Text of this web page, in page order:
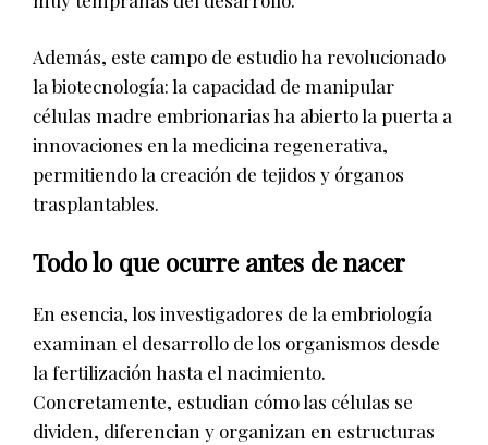
Además, este campo de estudio ha revolucionado
la biotecnología: la capacidad de manipular
células madre embrionarias ha abierto la puerta a
innovaciones en la medicina regenerativa,
permitiendo la creación de tejidos y órganos
trasplantables.
Todo lo que ocurre antes de nacer
En esencia, los investigadores de la embriología
examinan el desarrollo de los organismos desde
la fertilización hasta el nacimiento.
Concretamente, estudian cómo las células se
dividen, diferencian y organizan en estructuras